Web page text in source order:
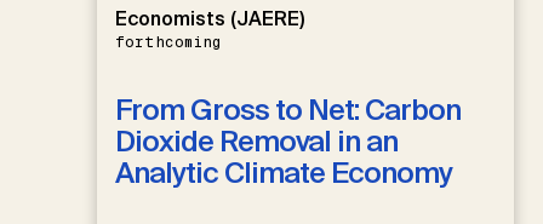
Economists (JAERE)
forthcoming
From Gross to Net: Carbon
Dioxide Removal in an
Analytic Climate Economy